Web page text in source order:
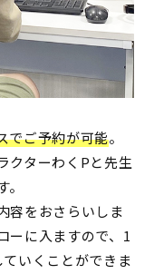
でご予約が可能。
クターわくPと先生
容をおさらいしま
ーに入ますので、1
いくことができま